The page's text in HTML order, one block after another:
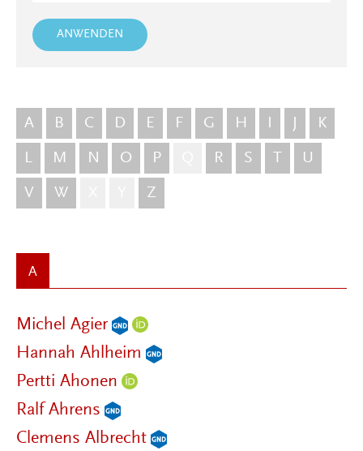
A B C D E F G H I K
L M N O P R S T U
V W Z
A
Michel Agier
Hannah Ahlheim
Pertti Ahonen
Ralf Ahrens
Clemens Albrecht